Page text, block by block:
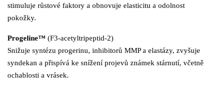
stimuluje růstové faktory a obnovuje elasticitu a odolnost
pokožky.
Progeline™ (F3-acetyltripeptid-2)
Snižuje syntézu progerinu, inhibitorů MMP a elastázy, zvyšuje
syndekan a přispívá ke snížení projevů známek stárnutí, včetně
ochablosti a vrásek.